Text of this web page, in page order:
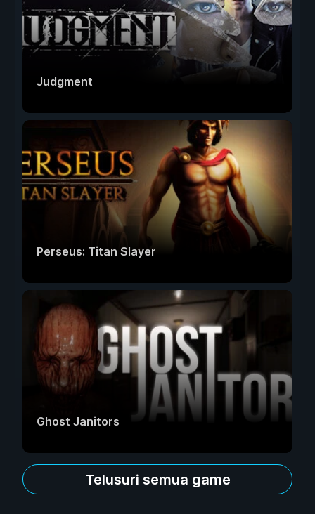
Judgment
Perseus: Titan Slayer
Ghost Janitors
Telusuri semua game